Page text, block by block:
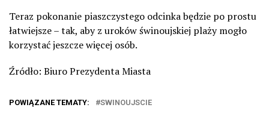
Teraz pokonanie piaszczystego odcinka będzie po prostu
łatwiejsze – tak, aby z uroków świnoujskiej plaży mogło
korzystać jeszcze więcej osób.
Źródło: Biuro Prezydenta Miasta
POWIĄZANE TEMATY: SWINOUJSCIE